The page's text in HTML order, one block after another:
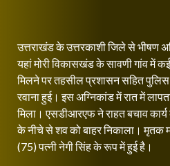
उत्तराखंड के उत्तरकाशी जिले से भीषण
यहां मोरी विकासखंड के सावणी गांव में
मिलने पर तहसील प्रशासन सहित
रवाना हुई। इस अग्निकांड में रात में
मिला। एसडीआरएफ ने राहत बचाव
के नीचे से शव को बाहर निकाला। मृतक
(75) पत्नी नेगी सिंह के रूप में हुई है।